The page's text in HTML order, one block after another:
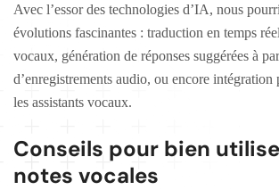
Avec l’essor des technologies d’IA, nous
évolutions fascinantes : traduction en temps
vocaux, génération de réponses suggérées à
d’enregistrements audio, ou encore intégration
les assistants vocaux.
Conseils pour bien
notes vocales